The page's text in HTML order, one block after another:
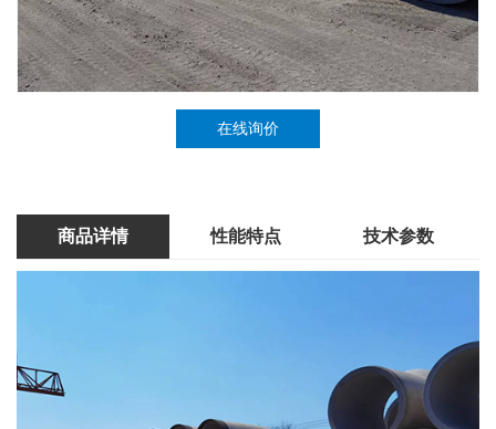
在线询价
商品详情 性能特点 技术参数